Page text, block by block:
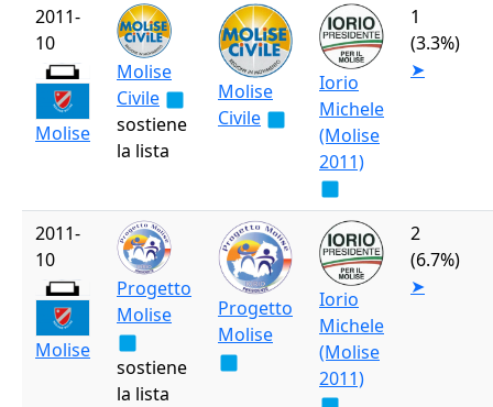
2011-
10
Molise
Molise
Civile
sostiene
la lista
Molise
Civile
Iorio
Michele
(Molise
2011)
1
(3.3%)
➤
2011-
10
Molise
Progetto
Molise
sostiene
la lista
Progetto
Molise
Iorio
Michele
(Molise
2011)
2
(6.7%)
➤